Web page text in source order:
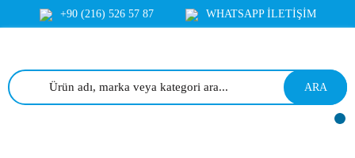
+90 (216) 526 57 87 WHATSAPP İLETİŞİM
ARA